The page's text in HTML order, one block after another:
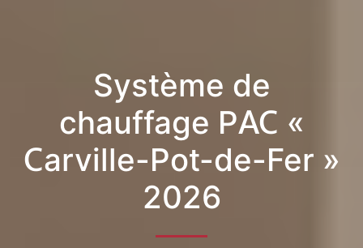
Système de
chauffage PAC «
Carville-Pot-de-Fer »
2026